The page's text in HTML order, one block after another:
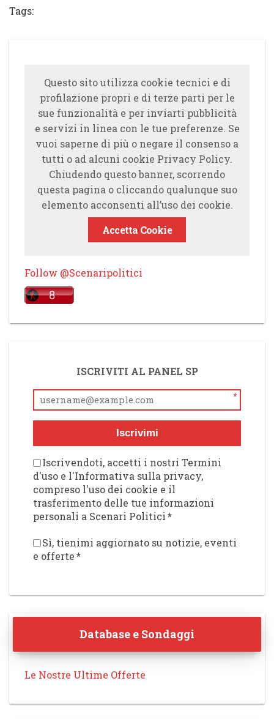
Tags:
Questo sito utilizza cookie tecnici e di
profilazione propri e di terze parti per le
sue funzionalità e per inviarti pubblicità
e servizi in linea con le tue preferenze. Se
vuoi saperne di più o negare il consenso a
tutti o ad alcuni cookie Privacy Policy.
Chiudendo questo banner, scorrendo
questa pagina o cliccando qualunque suo
elemento acconsenti all’uso dei cookie.
Accetta Cookie
Follow @Scenaripolitici
ISCRIVITI AL PANEL SP
*
Iscrivimi
Iscrivendoti, accetti i nostri Termini
d'uso e l'Informativa sulla privacy,
compreso l'uso dei cookie e il
trasferimento delle tue informazioni
personali a Scenari Politici*
Sì, tienimi aggiornato su notizie, eventi
e offerte*
Database e Sondaggi
Le Nostre Ultime Offerte